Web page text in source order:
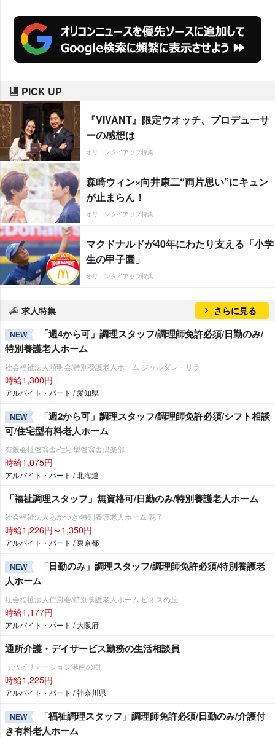
PICK UP
『VIVANT』限定ウオッチ、プロデューサ
ーの感想は
オリコンタイアップ特集
森崎ウィン×向井康二“両片思い”にキュン
が止まらん！
オリコンタイアップ特集
マクドナルドが40年にわたり支える「小学
生の甲子園」
オリコンタイアップ特集
求人特集 さらに見る
NEW
「週4から可」調理スタッフ/調理師免許必須/日勤のみ/
特別養護老人ホーム
社会福祉法人順明会/特別養護老人ホーム ジャルダン・リラ
時給1,300円
アルバイト・パート / 愛知県
NEW
「週2から可」調理スタッフ/調理師免許必須/シフト相談
可/住宅型有料老人ホーム
有限会社啓翁舎/住宅型啓翁舎倶楽部
時給1,075円
アルバイト・パート / 北海道
「福祉調理スタッフ」無資格可/日勤のみ/特別養護老人ホーム
社会福祉法人あかつき/特別養護老人ホーム 花子
時給1,226円～1,350円
アルバイト・パート / 東京都
NEW
「日勤のみ」調理スタッフ/調理師免許必須/特別養護老
人ホーム
社会福祉法人仁風会/特別養護老人ホーム ビオスの丘
時給1,177円
アルバイト・パート / 大阪府
通所介護・デイサービス勤務の生活相談員
リハビリテーション港南の樹
時給1,225円
アルバイト・パート / 神奈川県
NEW
「福祉調理スタッフ」調理師免許必須/日勤のみ/介護付
き有料老人ホーム